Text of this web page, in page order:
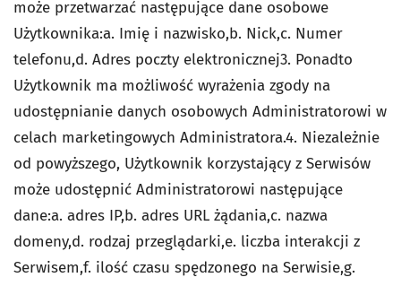
może przetwarzać następujące dane osobowe
Użytkownika:a. Imię i nazwisko,b. Nick,c. Numer
telefonu,d. Adres poczty elektronicznej3. Ponadto
Użytkownik ma możliwość wyrażenia zgody na
udostępnianie danych osobowych Administratorowi w
celach marketingowych Administratora.4. Niezależnie
od powyższego, Użytkownik korzystający z Serwisów
może udostępnić Administratorowi następujące
dane:a. adres IP,b. adres URL żądania,c. nazwa
domeny,d. rodzaj przeglądarki,e. liczba interakcji z
Serwisem,f. ilość czasu spędzonego na Serwisie,g.